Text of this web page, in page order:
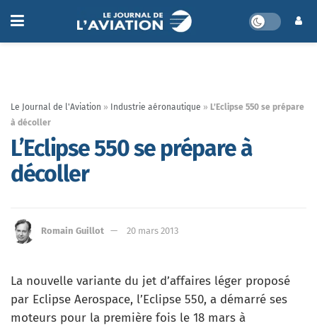
Le Journal de l'Aviation » Industrie aéronautique » L’Eclipse 550 se prépare
à décoller
L’Eclipse 550 se prépare à
décoller
Romain Guillot 20 mars 2013
La nouvelle variante du jet d’affaires léger proposé
par Eclipse Aerospace, l’Eclipse 550, a démarré ses
moteurs pour la première fois le 18 mars à